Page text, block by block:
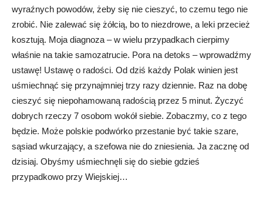
wyraźnych powodów, żeby się nie cieszyć, to czemu tego nie
zrobić. Nie zalewać się żółcią, bo to niezdrowe, a leki przecież
kosztują. Moja diagnoza – w wielu przypadkach cierpimy
właśnie na takie samozatrucie. Pora na detoks – wprowadźmy
ustawę! Ustawę o radości. Od dziś każdy Polak winien jest
uśmiechnąć się przynajmniej trzy razy dziennie. Raz na dobę
cieszyć się niepohamowaną radością przez 5 minut. Życzyć
dobrych rzeczy 7 osobom wokół siebie. Zobaczmy, co z tego
będzie. Może polskie podwórko przestanie być takie szare,
sąsiad wkurzający, a szefowa nie do zniesienia. Ja zacznę od
dzisiaj. Obyśmy uśmiechnęli się do siebie gdzieś
przypadkowo przy Wiejskiej…